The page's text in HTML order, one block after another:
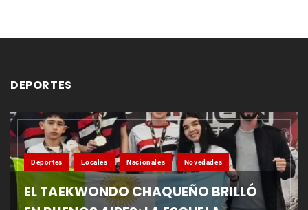
DEPORTES
Deportes Locales Nacionales Novedades
EL TAEKWONDO CHAQUEÑO BRILLÓ